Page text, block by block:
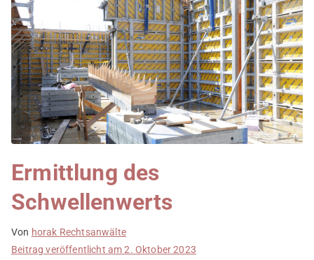
Ermittlung des
Schwellenwerts
Von horak Rechtsanwälte
Beitrag veröffentlicht am2. Oktober 2023